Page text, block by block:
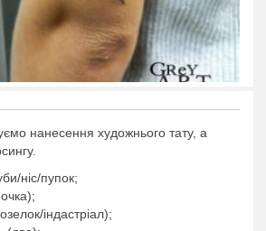
нанесення художнього тату, а
ніс/пупок;
індастріал);